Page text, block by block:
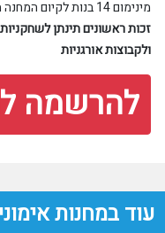
מינימום 14 בנות לקיום המחנה מקסימום 18 משתתפות
זכות ראשונים תינתן
ולקבוצות אורגניות
להרשמה
עוד במחנות